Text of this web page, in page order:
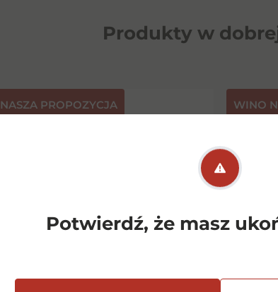
Potwierdź, że masz
Produkty w
NASZA PROPOZYCJA ⁠WINO